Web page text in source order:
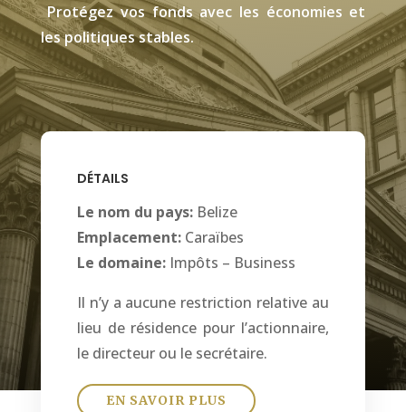
Protégez vos fonds avec les économies et
les politiques stables.
DÉTAILS
Le nom du pays:Belize
Emplacement:Caraïbes
Le domaine:Impôts – Business
Il n’y a aucune restriction relative au
lieu de résidence pour l’actionnaire,
le directeur ou le secrétaire.
EN SAVOIR PLUS